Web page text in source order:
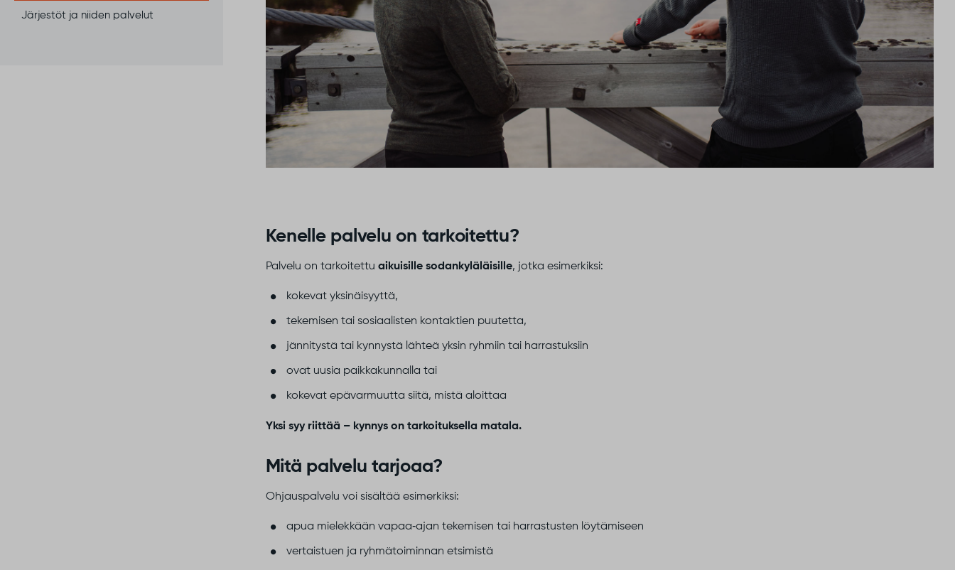
Järjestöt ja niiden palvelut
Kenelle palvelu on tarkoitettu?
Palvelu on tarkoitettu aikuisille sodankyläläisille, jotka esimerkiksi:
kokevat yksinäisyyttä,
tekemisen tai sosiaalisten kontaktien puutetta,
jännitystä tai kynnystä lähteä yksin ryhmiin tai harrastuksiin
ovat uusia paikkakunnalla tai
kokevat epävarmuutta siitä, mistä aloittaa
Yksi syy riittää – kynnys on tarkoituksella matala.
Mitä palvelu tarjoaa?
Ohjauspalvelu voi sisältää esimerkiksi:
apua mielekkään vapaa‑ajan tekemisen tai harrastusten löytämiseen
vertaistuen ja ryhmätoiminnan etsimistä